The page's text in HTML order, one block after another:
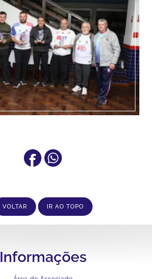
VOLTAR IR AO TOPO
Informações